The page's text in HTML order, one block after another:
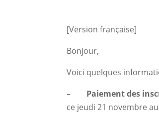
[Version française]
Bonjour,
Voici quelques
– Paiement des
ce jeudi 21 novembre